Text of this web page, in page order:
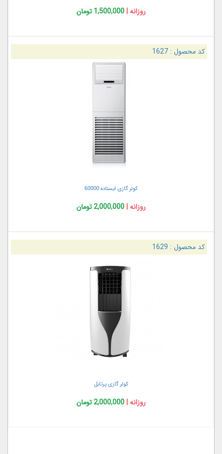
روزانه | 1,500,000 تومان
کد محصول :1627
کولر گازی ایستاده 60000
روزانه | 2,000,000 تومان
کد محصول : 1629
کولر گازی پرتابل
روزانه | 2,000,000 تومان